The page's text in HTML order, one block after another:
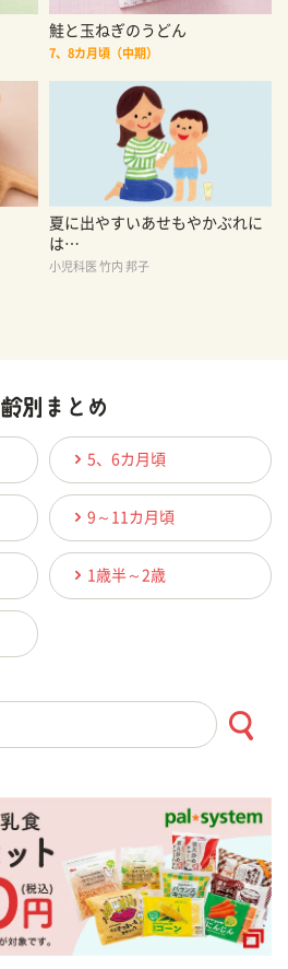
鮭と玉ねぎのうどん
7、8カ月頃（中期）
夏に出やすいあせもやかぶれに
は…
小児科医 竹内 邦子
5、6カ月頃
9～11カ月頃
1歳半～2歳